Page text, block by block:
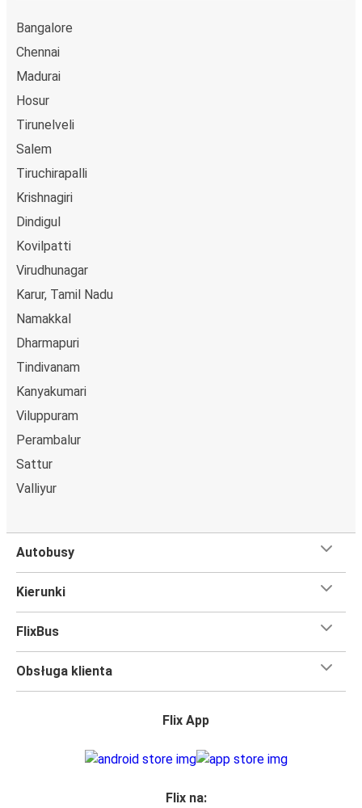
Bangalore
Chennai
Madurai
Hosur
Tirunelveli
Salem
Tiruchirapalli
Krishnagiri
Dindigul
Kovilpatti
Virudhunagar
Karur, Tamil Nadu
Namakkal
Dharmapuri
Tindivanam
Kanyakumari
Viluppuram
Perambalur
Sattur
Valliyur
Autobusy
Kierunki
FlixBus
Obsługa klienta
Flix App
Flix na: